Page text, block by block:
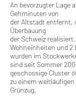
An bevorzugter Lage
Gehminuten von
der Altstadt entfernt,
Überbauung
der Schweiz
Wohneinheiten und
wurden im
sind seit Sommer
geschossige Cluster
zu einem
Grünzug.